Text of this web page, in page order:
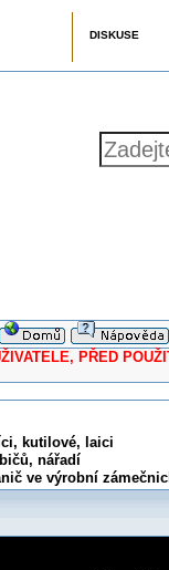
DISKUSE
PŘED
kutilové, laici
nářadí
ve výrobní